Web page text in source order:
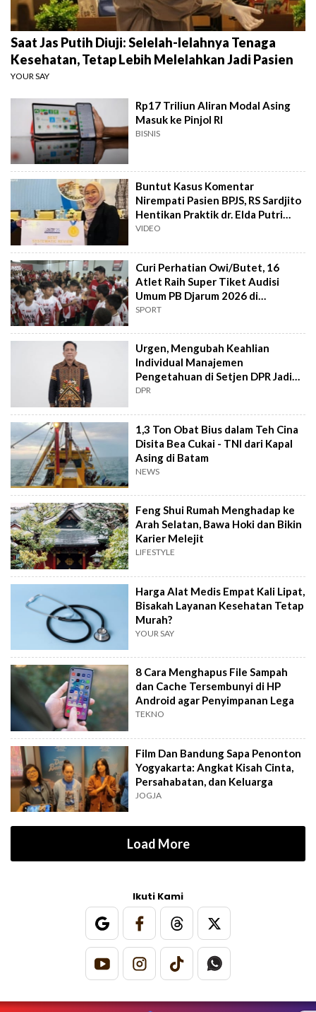
Saat Jas Putih Diuji: Selelah-lelahnya Tenaga
Kesehatan, Tetap Lebih Melelahkan Jadi Pasien
YOUR SAY
Rp17 Triliun Aliran Modal Asing
Masuk ke Pinjol RI
BISNIS
Buntut Kasus Komentar
Nirempati Pasien BPJS, RS Sardjito
Hentikan Praktik dr. Elda Putri
Rahard
VIDEO
Curi Perhatian Owi/Butet, 16
Atlet Raih Super Tiket Audisi
Umum PB Djarum 2026 di
Makassar
SPORT
Urgen, Mengubah Keahlian
Individual Manajemen
Pengetahuan di Setjen DPR Jadi
Kekuatan Institusional
DPR
1,3 Ton Obat Bius dalam Teh Cina
Disita Bea Cukai - TNI dari Kapal
Asing di Batam
NEWS
Feng Shui Rumah Menghadap ke
Arah Selatan, Bawa Hoki dan Bikin
Karier Melejit
LIFESTYLE
Harga Alat Medis Empat Kali Lipat,
Bisakah Layanan Kesehatan Tetap
Murah?
YOUR SAY
8 Cara Menghapus File Sampah
dan Cache Tersembunyi di HP
Android agar Penyimpanan Lega
TEKNO
Film Dan Bandung Sapa Penonton
Yogyakarta: Angkat Kisah Cinta,
Persahabatan, dan Keluarga
JOGJA
Load More
Ikuti Kami